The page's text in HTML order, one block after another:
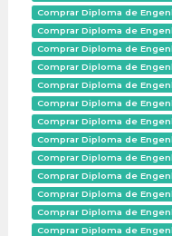
Comprar Diploma de
Comprar Diploma de
Comprar Diploma de
Comprar Diploma de
Comprar Diploma de
Comprar Diploma de
Comprar Diploma de
Comprar Diploma de
Comprar Diploma de
Comprar Diploma de
Comprar Diploma de
Comprar Diploma de
Comprar Diploma de